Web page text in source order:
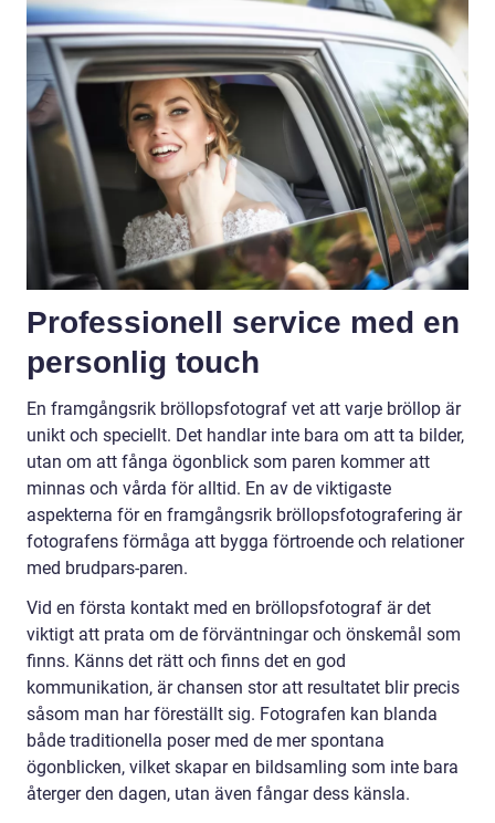
Professionell service med en
personlig touch
En framgångsrik bröllopsfotograf vet att varje bröllop är
unikt och speciellt. Det handlar inte bara om att ta bilder,
utan om att fånga ögonblick som paren kommer att
minnas och vårda för alltid. En av de viktigaste
aspekterna för en framgångsrik bröllopsfotografering är
fotografens förmåga att bygga förtroende och relationer
med brudpars-paren.
Vid en första kontakt med en bröllopsfotograf är det
viktigt att prata om de förväntningar och önskemål som
finns. Känns det rätt och finns det en god
kommunikation, är chansen stor att resultatet blir precis
såsom man har föreställt sig. Fotografen kan blanda
både traditionella poser med de mer spontana
ögonblicken, vilket skapar en bildsamling som inte bara
återger den dagen, utan även fångar dess känsla.